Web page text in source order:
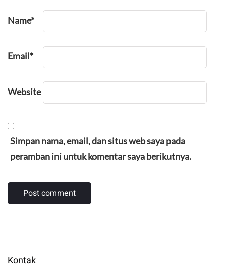
Name*
Email*
Website
Simpan nama, email, dan situs web saya pada
peramban ini untuk komentar saya berikutnya.
Kontak